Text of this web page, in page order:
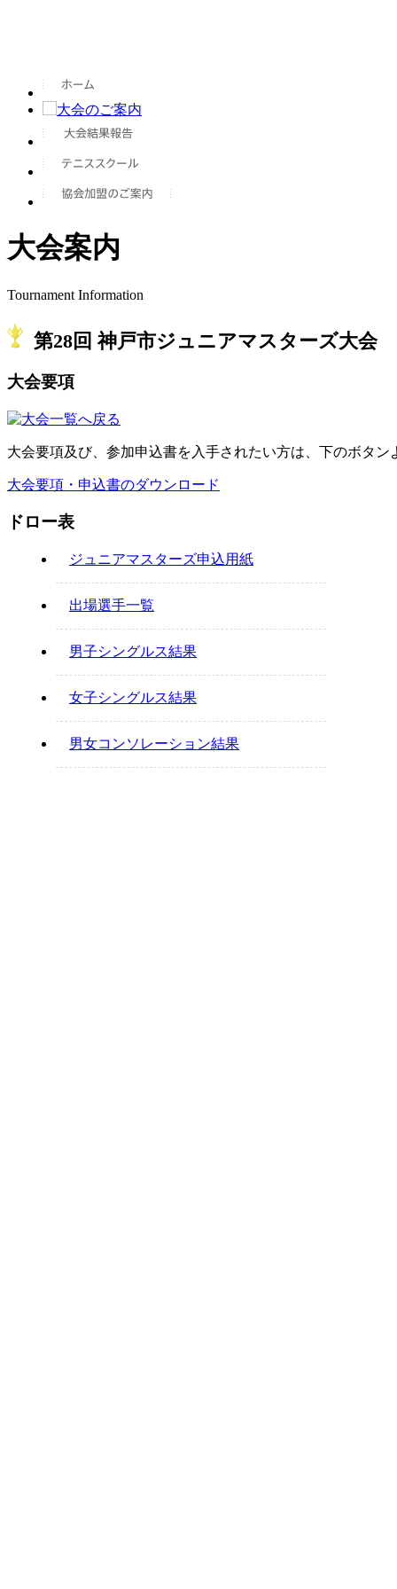
大会案内
Tournament Information
第28回 神戸市ジュニアマスターズ大会
大会要項
大会要項及び、参加申込書を入手されたい方は、下のボタ
大会要項・申込書のダウンロード
ドロー表
ジュニアマスターズ申込用紙
出場選手一覧
男子シングルス結果
女子シングルス結果
男女コンソレーション結果